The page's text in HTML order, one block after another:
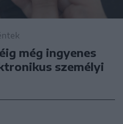
még ingyenes
személyi